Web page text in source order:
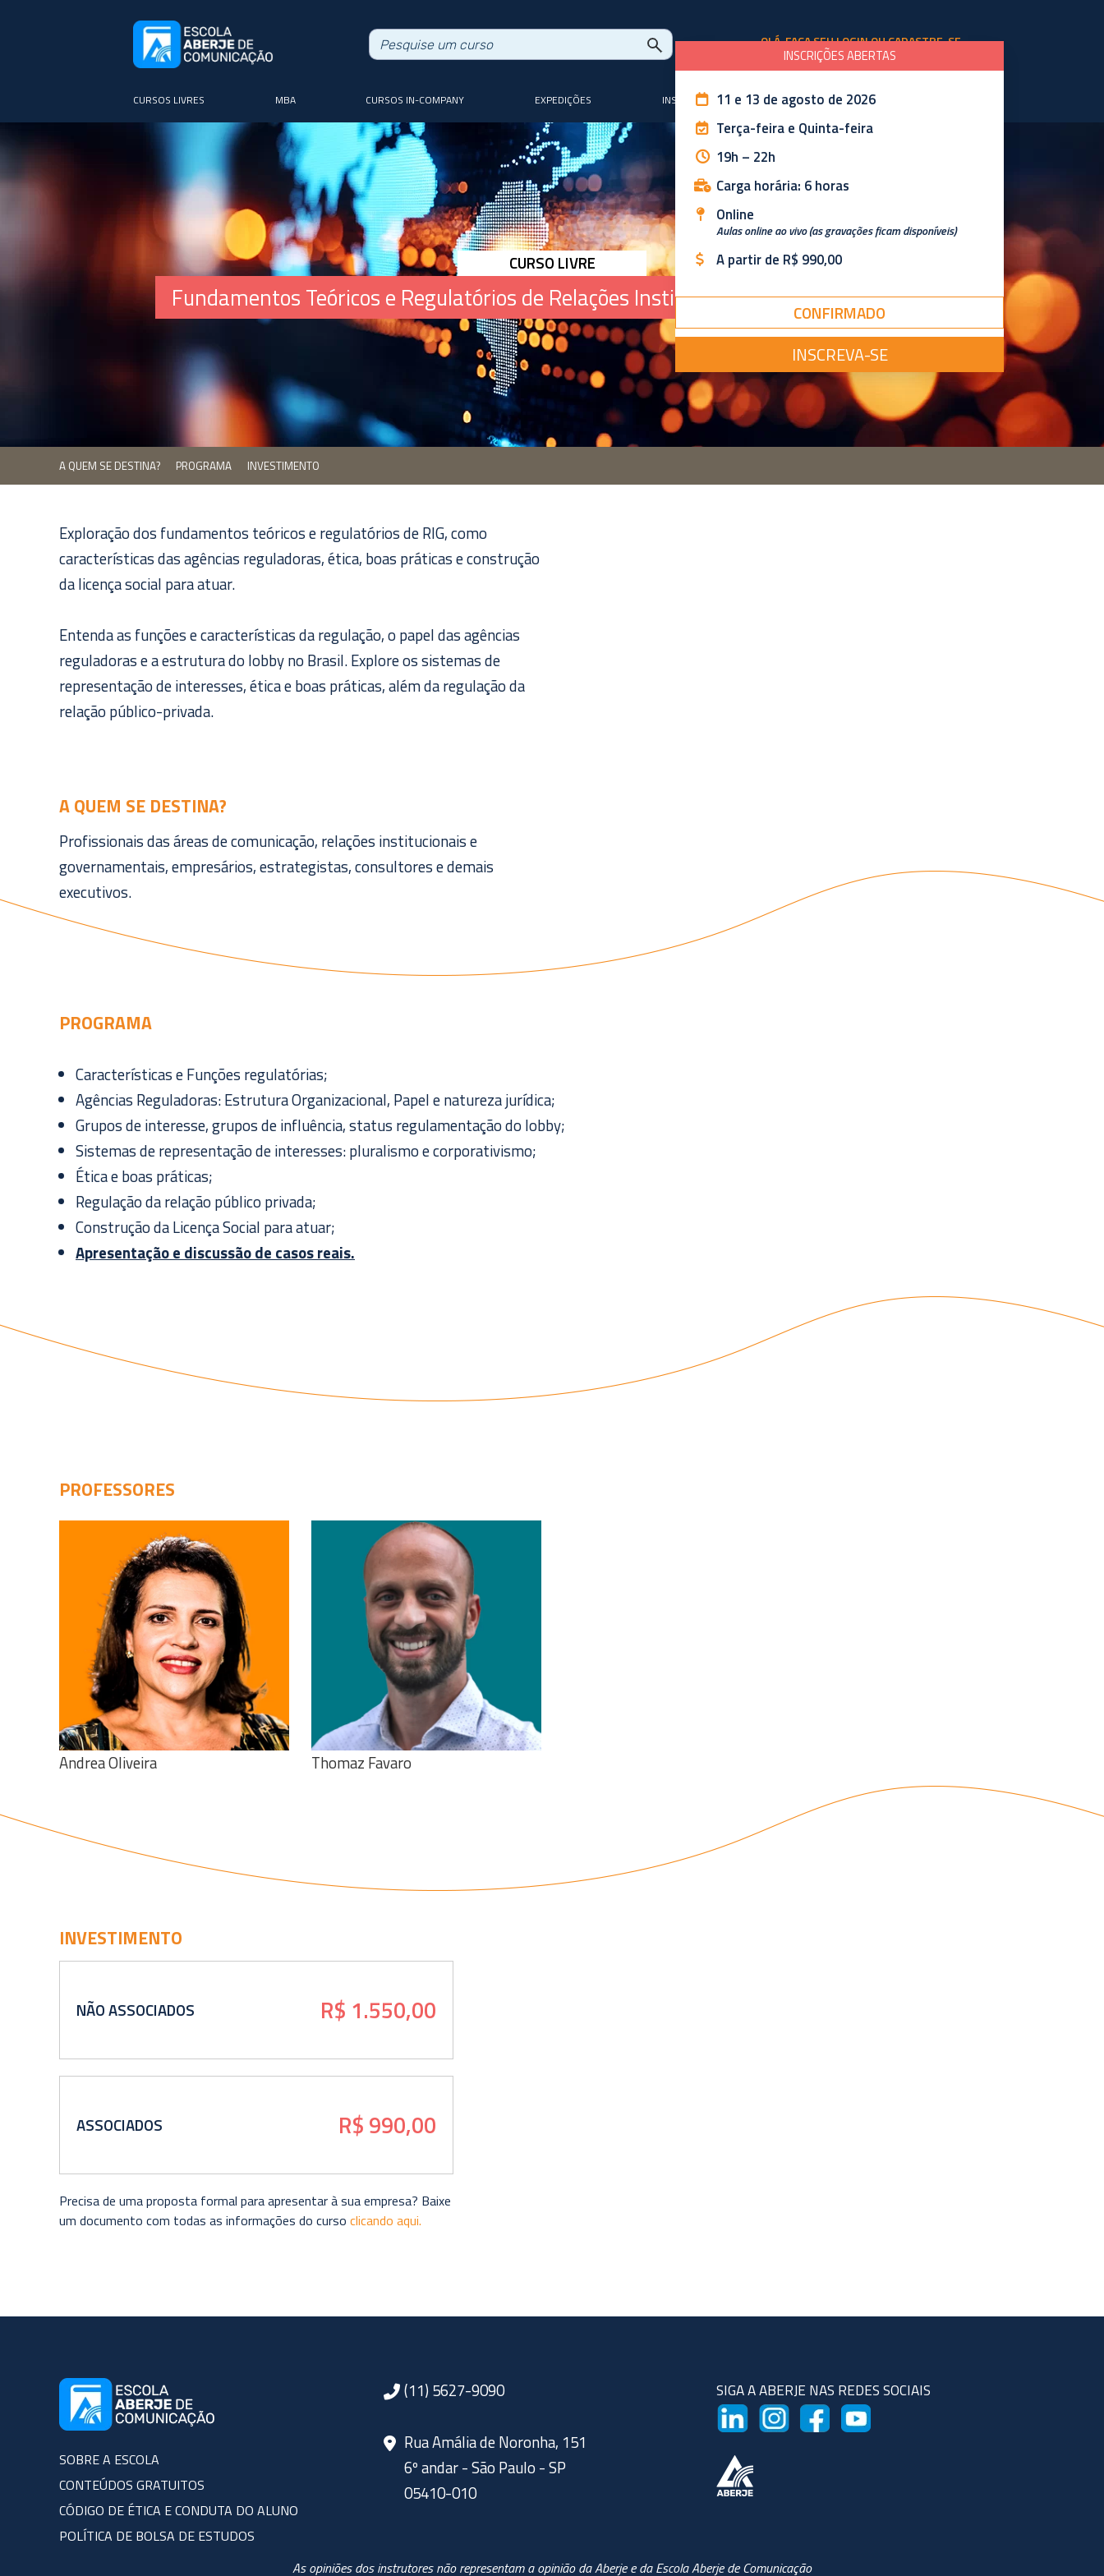
OLÁ, FAÇA SEU LOGIN OU CADASTRE-SE
CURSOS LIVRES MBA CURSOS IN-COMPANY EXPEDIÇÕES INSTRUTORES BLOG
CURSO LIVRE
Fundamentos Teóricos e Regulatórios de Relações Institucionais e Governamentais
A QUEM SE DESTINA? PROGRAMA INVESTIMENTO
INSCRIÇÕES ABERTAS
11 e 13 de agosto de 2026
Terça-feira e Quinta-feira
19h – 22h
Carga horária: 6 horas
Online
Aulas online ao vivo (as gravações ficam disponíveis)
A partir de R$ 990,00
CONFIRMADO
INSCREVA-SE
Exploração dos fundamentos teóricos e regulatórios de RIG, como
características das agências reguladoras, ética, boas práticas e construção
da licença social para atuar.
Entenda as funções e características da regulação, o papel das agências
reguladoras e a estrutura do lobby no Brasil. Explore os sistemas de
representação de interesses, ética e boas práticas, além da regulação da
relação público-privada.
A QUEM SE DESTINA?
Profissionais das áreas de comunicação, relações institucionais e
governamentais, empresários, estrategistas, consultores e demais
executivos.
PROGRAMA
Características e Funções regulatórias;
Agências Reguladoras: Estrutura Organizacional, Papel e natureza jurídica;
Grupos de interesse, grupos de influência, status regulamentação do lobby;
Sistemas de representação de interesses: pluralismo e corporativismo;
Ética e boas práticas;
Regulação da relação público privada;
Construção da Licença Social para atuar;
Apresentação e discussão de casos reais.
PROFESSORES
Veja o curriculo
Andrea Oliveira
Veja o curriculo
Thomaz Favaro
INVESTIMENTO
ASSOCIADOS R$ 990,00
NÃO ASSOCIADOS R$ 1.550,00
Precisa de uma proposta formal para apresentar à sua empresa? Baixe
um documento com todas as informações do curso clicando aqui.
SOBRE A ESCOLA
CONTEÚDOS GRATUITOS
CÓDIGO DE ÉTICA E CONDUTA DO ALUNO
POLÍTICA DE BOLSA DE ESTUDOS
(11) 5627-9090
Rua Amália de Noronha, 151
6º andar - São Paulo - SP
05410-010
SIGA A ABERJE NAS REDES SOCIAIS
As opiniões dos instrutores não representam a opinião da Aberje e da Escola Aberje de Comunicação